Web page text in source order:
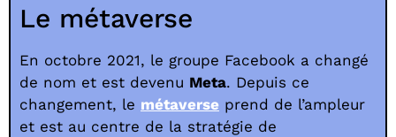
Le métaverse
En octobre 2021, le groupe Facebook a changé
de nom et est devenu Meta. Depuis ce
changement, le métaverse prend de l’ampleur
et est au centre de la stratégie de